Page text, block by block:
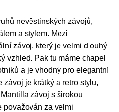
nevěstinských závojů,
a stylem. Mezi
závoj, který je velmi dlouhý
vzhled. Pak tu máme chapel
a je vhodný pro elegantní
závoj je krátký a retro stylu,
závoj s širokou
považován za velmi